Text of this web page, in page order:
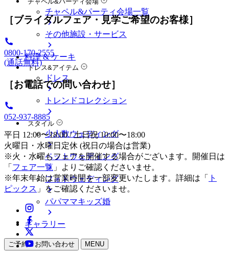
チャペル&パーティ会場一覧
その他施設・サービス
料理 & ケーキ
ドレス&アイテム
ドレス
トレンドコレクション
スタイル
少人数ウェディング
ペットウェディング
フォトウェディング
パパママキッズ婚
ギャラリー
ご予約・お問い合わせ MENU
［ブライダルフェア・見学ご希望のお客様］
0800-170-2555
(通話無料)
［お電話での問い合わせ］
052-937-8885
平日 12:00〜18:00 / 土日祝 10:00〜18:00
火曜日・水曜日定休 (祝日の場合は営業)
※火・水曜もフェアを開催する場合がございます。開催日は
「 フェア一覧 」よりご確認くださいませ。
※年末年始は営業時間を一部変更いたします。詳細は「
ト
ピックス 」をご確認くださいませ。